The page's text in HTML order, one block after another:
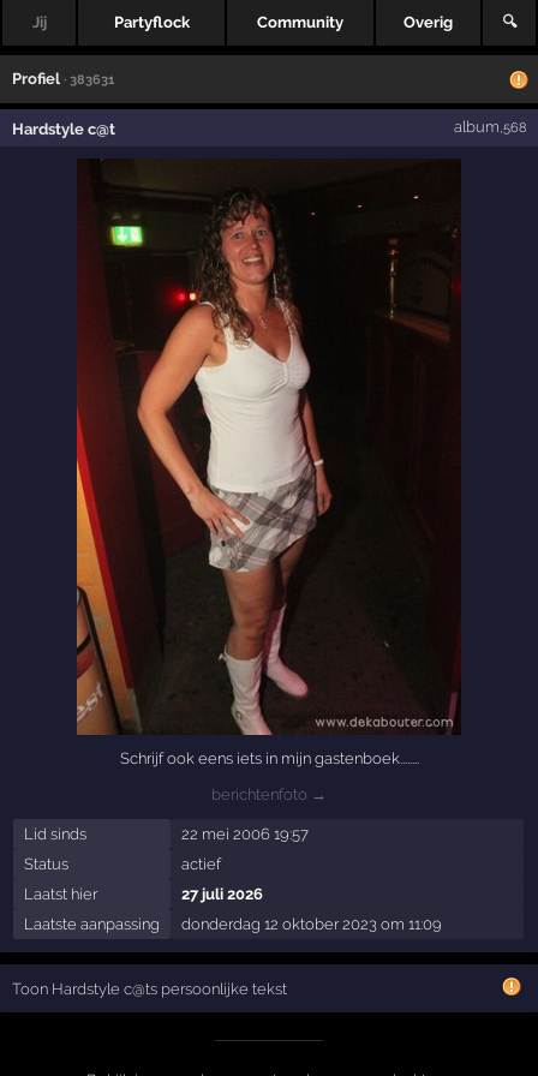
Jij Partyflock Community Overig 🔍
Profiel · 383631
Hardstyle c@t album ,568
Schrijf ook eens iets in mijn gastenboek........
berichtenfoto →
Lid sinds
22 mei 2006 19:57
Status
actief
Laatst hier
27 juli 2026
Laatste aanpassing
donderdag 12 oktober 2023 om 11:09
Toon Hardstyle c@ts persoonlijke tekst